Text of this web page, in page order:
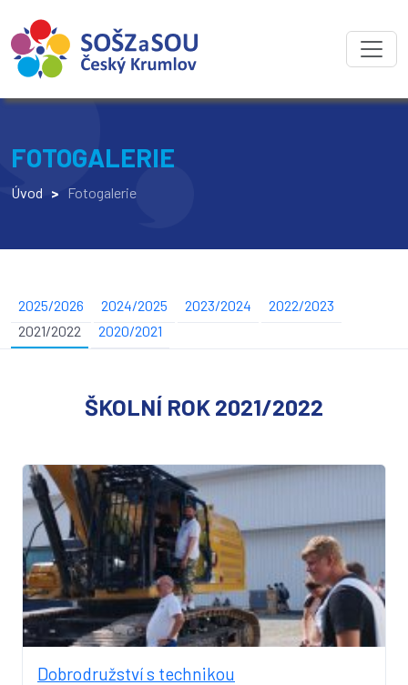
FOTOGALERIE
Úvod > Fotogalerie
2025/2026 2024/2025 2023/2024
2022/2023
2021/2022
2020/2021
ŠKOLNÍ ROK 2021/2022
Dobrodružství s technikou